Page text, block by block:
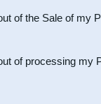
of the Sale of my
of processing my